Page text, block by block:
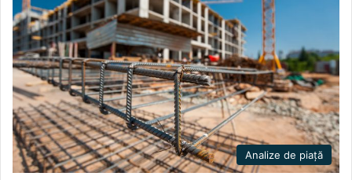
Analize de piață